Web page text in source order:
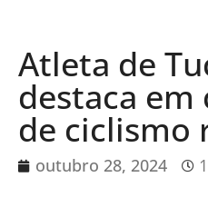
Atleta de
destaca
de ciclismo
outubro 28, 2024